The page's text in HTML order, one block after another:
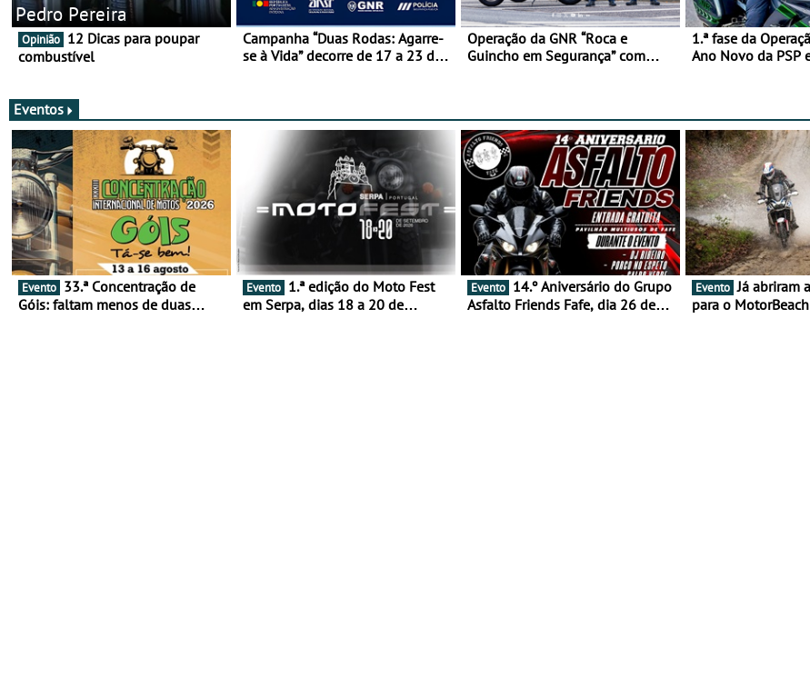
Pedro Pereira
Opinião
combustível
Campanha “Duas Rodas: Agarre-
se à Vida” decorre de 17 a 23 de
Operação da GNR “Roca e
Guincho em Segurança” com
1.ª fase da
Ano Novo da PSP
Eventos
Evento
Góis: faltam menos de duas
Evento
em Serpa, dias 18 a 20 de
Evento
Asfalto Friends Fafe, dia 26 de
Evento Já abriram as inscrições
para o